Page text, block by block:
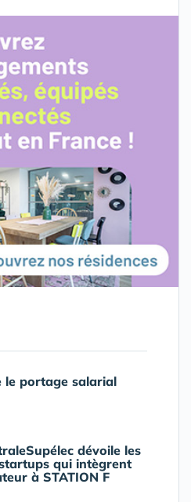
le portage salarial
dévoile les
qui intègrent
à STATION F